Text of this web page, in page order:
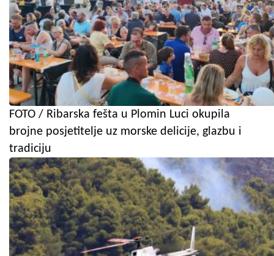
FOTO / Ribarska fešta u Plomin Luci okupila
brojne posjetitelje uz morske delicije, glazbu i
tradiciju